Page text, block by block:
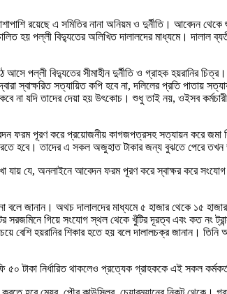
রয়েছে এ সমিতির নানা অনিয়ম ও দুর্নীতি। আবেদন থেকে
হয় পল্লী বিদ্যুতের অলিখিত দালালদের মাধ্যমে।
আসে পল্লী বিদ্যুতের সীমাহীন দুর্নীতি ও গ্রাহক
স্বাক্ষরিত সত্যায়িত কপি হবে না, দলিলের প্রতি পাতায়
না যদি তাদের দেয়া হয় উৎকোচ। শুধু তাই নয়, ওইসব
ফরম পূরণ করে প্রয়োজনীয় কাগজপত্রসহ সত্যায়ন করে
হবে। তাদের এ সকল অজুহাত টাকার জন্য বুঝতে পেরে
যে, অনলাইনে আবেদন ফরম পূরণ করে স্বাক্ষর করে সংযোগ
জানান। অথচ দালালদের মাধ্যমে ৫ হাজার থেকে ১৫
গিয়ে সংযোগ স্থল থেকে খুঁটির দূরত্ব এবং কত নং
বেশি হয়রানির শিকার হতে হয় বলে দালালচক্র জানান।
টাকা নির্ধারিত থাকলেও প্রত্যেক গ্রাহককে এই সকল